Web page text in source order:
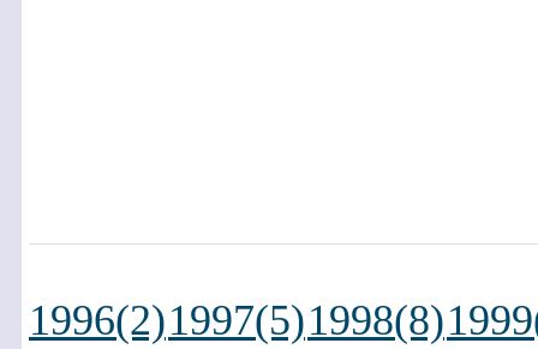
1996(2)1997(5)1998(8)